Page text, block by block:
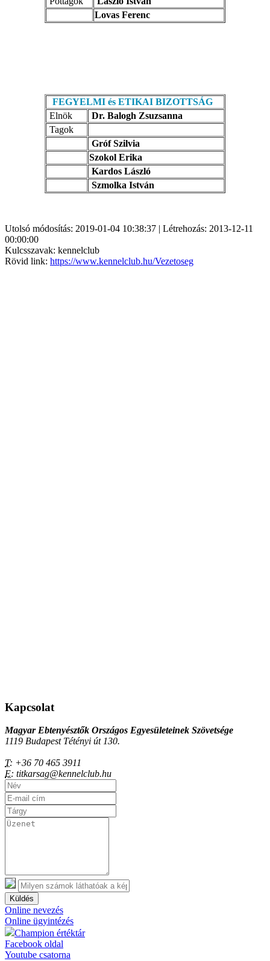
Lovas Ferenc
FEGYELMI és ETIKAI BIZOTTSÁG
Elnök
Dr. Balogh Zsuzsanna
Tagok
Gróf Szilvia
Szokol Erika
Kardos László
Szmolka István
Utolsó módosítás: 2019-01-04 10:38:37 | Létrehozás: 2013-12-11
00:00:00
Kulcsszavak: kennelclub
Rövid link: https://www.kennelclub.hu/Vezetoseg
Kapcsolat
Magyar Ebtenyésztők Országos Egyesületeinek Szövetsége
1119 Budapest Tétényi út 130.
T: +36 70 465 3911
E: titkarsag@kennelclub.hu
Küldés
Online nevezés
Online ügyintézés
Champion értéktár
Facebook oldal
Youtube csatorna